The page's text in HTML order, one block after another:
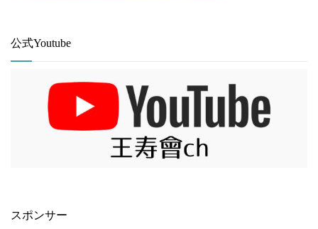
公式Youtube
スポンサー